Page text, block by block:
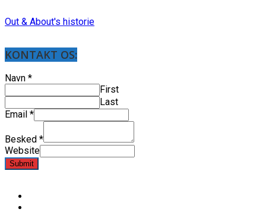
Out & About's historie
KONTAKT OS:
Navn *
First
Last
Email *
Besked *
Website
Submit